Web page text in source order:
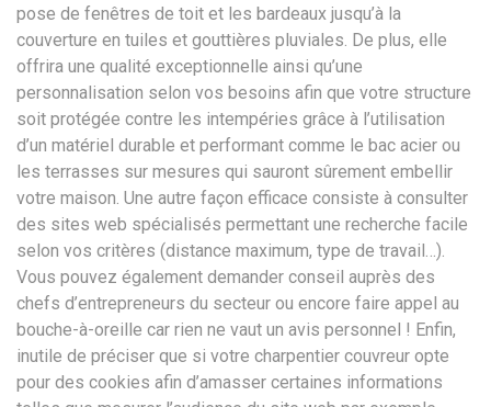
pose de fenêtres de toit et les bardeaux jusqu’à la
couverture en tuiles et gouttières pluviales. De plus, elle
offrira une qualité exceptionnelle ainsi qu’une
personnalisation selon vos besoins afin que votre structure
soit protégée contre les intempéries grâce à l’utilisation
d’un matériel durable et performant comme le bac acier ou
les terrasses sur mesures qui sauront sûrement embellir
votre maison. Une autre façon efficace consiste à consulter
des sites web spécialisés permettant une recherche facile
selon vos critères (distance maximum, type de travail…).
Vous pouvez également demander conseil auprès des
chefs d’entrepreneurs du secteur ou encore faire appel au
bouche-à-oreille car rien ne vaut un avis personnel ! Enfin,
inutile de préciser que si votre charpentier couvreur opte
pour des cookies afin d’amasser certaines informations